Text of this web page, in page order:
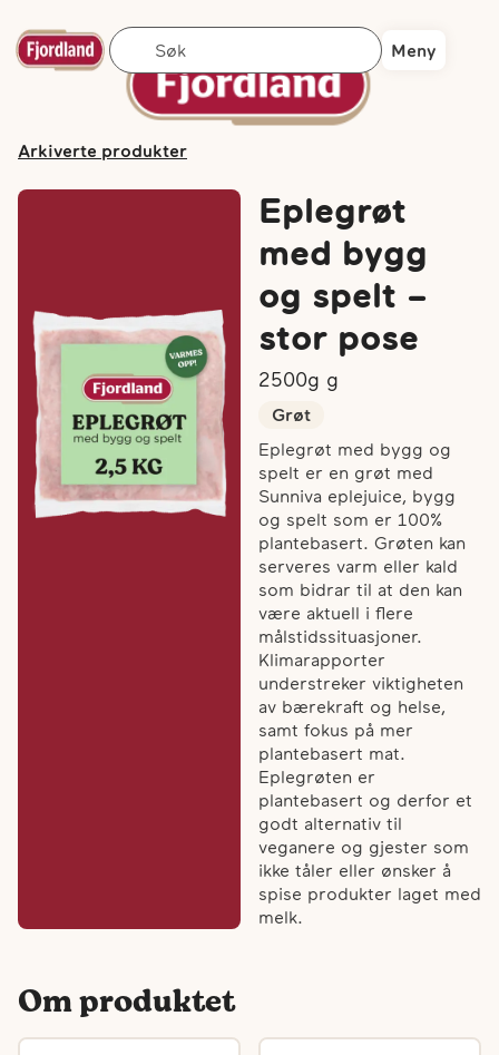
Søk
Meny
Arkiverte produkter
Eplegrøt
med bygg
og spelt –
stor pose
2500g g
Grøt
Eplegrøt med bygg og
spelt er en grøt med
Sunniva eplejuice, bygg
og spelt som er 100%
plantebasert. Grøten kan
serveres varm eller kald
som bidrar til at den kan
være aktuell i flere
målstidssituasjoner.
Klimarapporter
understreker viktigheten
av bærekraft og helse,
samt fokus på mer
plantebasert mat.
Eplegrøten er
plantebasert og derfor et
godt alternativ til
veganere og gjester som
ikke tåler eller ønsker å
spise produkter laget med
melk.
Om produktet